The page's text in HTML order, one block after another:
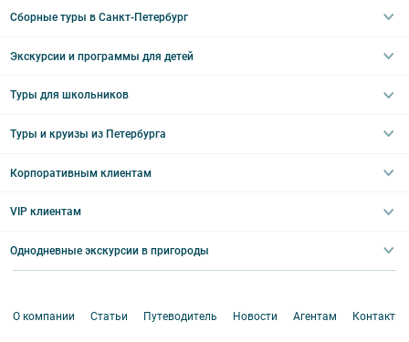
Интерьерные
Ночные групповые экскурсии
Сборные туры в Санкт-Петербург
Туры в Санкт-Петербург на 2 дня
Туры на 5 дней
Экскурсии и программы для детей
Загородные экскурсии
Квесты/Интерактивы
Туры для школьников
Туры в Санкт-Петербург для школьников
Туры и круизы из Петербурга
Круизы
Корпоративным клиентам
Корпоративные мероприятия
Аренда водного транспорта
VIP клиентам
Однодневные экскурсии в пригороды
Кронштадт
О компании Статьи Путеводитель Новости Агентам Контакты